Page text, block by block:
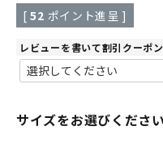
[ 52 ポイント進呈 ]
レビューを書いて割引クーポ
サイズをお選びください